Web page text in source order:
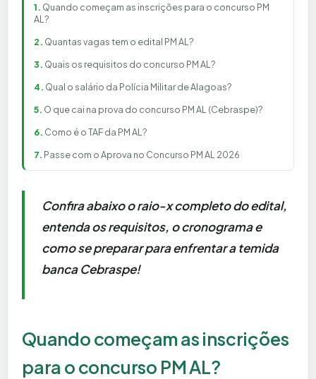
Quando começam as inscrições para o concurso PM
AL?
Quantas vagas tem o edital PM AL?
Quais os requisitos do concurso PM AL?
Qual o salário da Polícia Militar de Alagoas?
O que cai na prova do concurso PM AL (Cebraspe)?
Como é o TAF da PM AL?
Passe com o Aprova no Concurso PM AL 2026
Confira abaixo o raio-x completo do edital,
entenda os requisitos, o cronograma e
como se preparar para enfrentar a temida
banca Cebraspe!
Quando começam as inscrições
para o concurso PM AL?